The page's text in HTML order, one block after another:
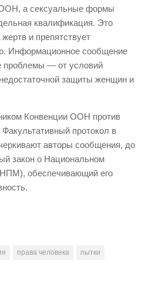
ООН, а сексуальные формы
квалификация. Это
и препятствует
Информационное сообщение
проблемы — от условий
защиты женщин и
Конвенции ООН против
протокол в
авторы сообщения, до
закон о Национальном
обеспечивающий его
права человека
пытки